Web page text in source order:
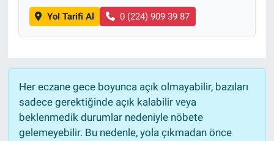
Yol Tarifi Al 0 (224) 909 39 87
Her eczane gece boyunca açık olmayabilir, bazıları
sadece gerektiğinde açık kalabilir veya
beklenmedik durumlar nedeniyle nöbete
gelemeyebilir. Bu nedenle, yola çıkmadan önce